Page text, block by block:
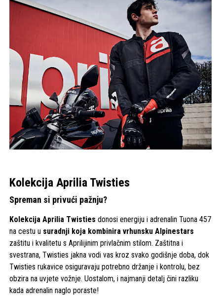
Kolekcija Aprilia Twisties
Spreman si privući pažnju?
Kolekcija Aprilia Twisties donosi energiju i adrenalin Tuona 457
na cestu u suradnji koja kombinira vrhunsku Alpinestars
zaštitu i kvalitetu s Aprilijinim privlačnim stilom. Zaštitna i
svestrana, Twisties jakna vodi vas kroz svako godišnje doba, dok
Twisties rukavice osiguravaju potrebno držanje i kontrolu, bez
obzira na uvjete vožnje. Uostalom, i najmanji detalj čini razliku
kada adrenalin naglo poraste!